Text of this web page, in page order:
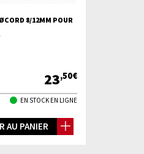
8/12MM POUR
23,50€
EN STOCK EN LIGNE
AU PANIER